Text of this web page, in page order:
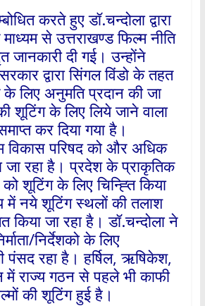
करते हुए डॉ.चन्दोला द्वारा
से उत्तराखण्ड फिल्म नीति
दी गई। उन्होंने
द्वारा सिंगल विंडो के तहत
के लिए अनुमति प्रदान की जा
शूटिंग के लिए लिये जाने वाला
कर दिया गया है।
विकास परिषद को और अधिक
जा रहा है। प्रदेश के प्राकृतिक
शूटिंग के लिए चिन्ह्ति किया
में नये शूटिंग स्थलों की तलाश
किया जा रहा है। डॉ.चन्दोला ने
निर्देशको के लिए
पंसद रहा है। हर्षिल, ऋषिकेश,
में राज्य गठन से पहले भी काफी
की शूटिंग हुई है।